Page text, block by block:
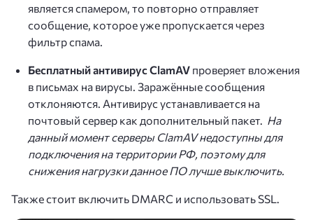
является спамером, то повторно отправляет
сообщение, которое уже пропускается через
фильтр спама.
Бесплатный антивирус ClamAV проверяет вложения
в письмах на вирусы. Заражённые сообщения
отклоняются. Антивирус устанавливается на
почтовый сервер как дополнительный пакет. На
данный момент серверы ClamAV недоступны для
подключения на территории РФ, поэтому для
снижения нагрузки данное ПО лучше выключить.
Также стоит включить DMARC и использовать SSL.